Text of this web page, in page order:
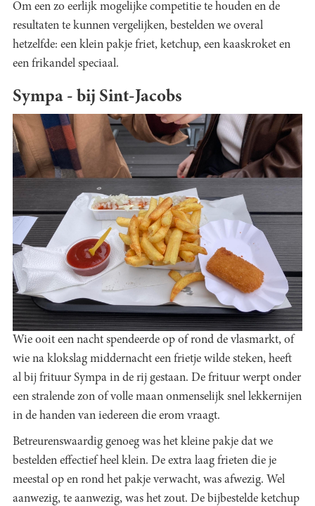
Om een zo eerlijk mogelijke competitie te houden en de
resultaten te kunnen vergelijken, bestelden we overal
hetzelfde: een klein pakje friet, ketchup, een kaaskroket en
een frikandel speciaal.
Sympa - bij Sint-Jacobs
Wie ooit een nacht spendeerde op of rond de vlasmarkt, of
wie na klokslag middernacht een frietje wilde steken, heeft
al bij frituur Sympa in de rij gestaan. De frituur werpt onder
een stralende zon of volle maan onmenselijk snel lekkernijen
in de handen van iedereen die erom vraagt.
Betreurenswaardig genoeg was het kleine pakje dat we
bestelden effectief heel klein. De extra laag frieten die je
meestal op en rond het pakje verwacht, was afwezig. Wel
aanwezig, te aanwezig, was het zout. De bijbestelde ketchup